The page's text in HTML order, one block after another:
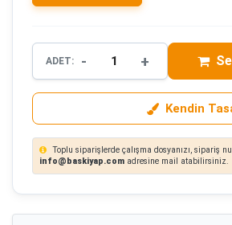
ADET: - +
Kendin
Toplu siparişlerde çalışma dosyanızı, sipariş
info@baskiyap.com adresine mail atabilirsiniz.